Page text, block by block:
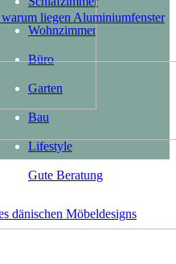
liegen Aluminiumfenster
dänischen Möbeldesigns
Wohnzimmer
Büro
Garten
Bau
Lifestyle
Gute Beratung